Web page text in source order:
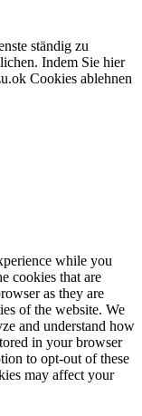
ständig zu
Indem Sie hier
ok Cookies ablehnen
while you
cookies that are
as they are
of the website. We
and understand how
in your browser
to opt-out of these
may affect your